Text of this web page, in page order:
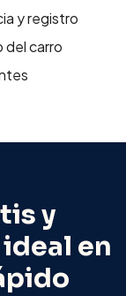
y registro
del carro
y
en